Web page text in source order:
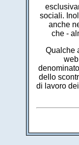
sociali.
anche
che -
Qualche
dello
di lavoro